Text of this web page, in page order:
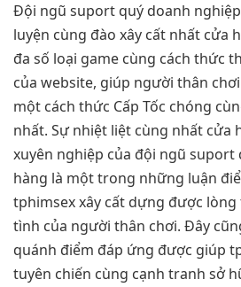
Đội ngũ suport quý doanh
luyện cùng đào xây cất nhất cửa
đa số loại game cùng cách thức
của website, giúp người thân
một cách thức Cấp Tốc chóng
nhất. Sự nhiệt liệt cùng nhất cửa
xuyên nghiệp của đội ngũ suport
hàng là một trong những luận
tphimsex xây cất dựng được
tình của người thân chơi. Đây
quánh điểm đáp ứng được giúp
tuyên chiến cùng cạnh tranh sở